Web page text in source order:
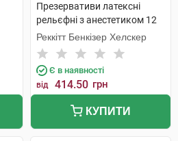
Презервативи латексні
рельєфні з анестетиком 12
шт
Реккітт Бенкізер Хелскер
Є в наявності
від 414.50 грн
КУПИТИ